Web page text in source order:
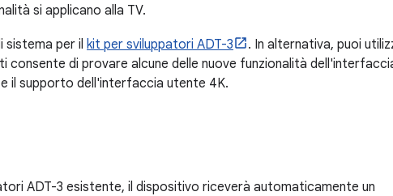
si applicano alla TV.
sistema per il kit per sviluppatori ADT-3
. In alternativa, puoi
consente di provare alcune delle nuove funzionalità
il supporto dell'interfaccia utente 4K.
ADT-3 esistente, il dispositivo riceverà automaticamente un